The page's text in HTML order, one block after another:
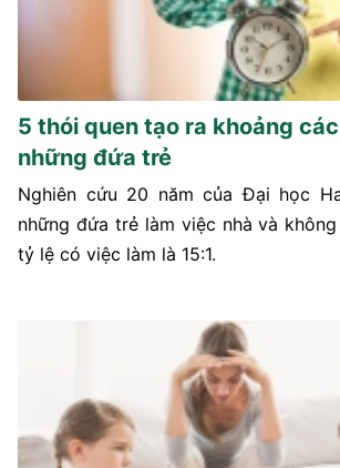
5 thói quen tạo ra khoảng
những đứa trẻ
Nghiên cứu 20 năm của Đại học
những đứa trẻ làm việc nhà và
tỷ lệ có việc làm là 15:1.